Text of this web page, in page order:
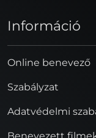
Információ
Online benevező
Szabályzat
Adatvédelmi